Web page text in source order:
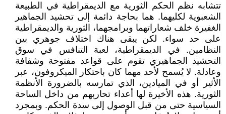
تتشابه نظم الحكم الثورية مع الديمقراطية في الطبيعة
الشعبوية لكليهما. هما بحاجة دائمة إلى تحشيد الجماهير
الغفيرة خلف شعاراتهما وبرامجهما، الثورية والديمقراطية
على حد سواء. لكن يبقى هناك اختلاف جوهري بين
النظامين. في الديمقراطية، لعبة التنافس في سوق
التحشيد الجماهيري تقوم على قواعد مفتوحة وشفافة
وعادلة. لا يُسمح لأحد مهما كان باحتكار الميكروفون، عبر
الأثير أو في الميادين، الذي تمارسه بالضرورة الأنظمة
الثورية. هذه الأخيرة لها أعداء تحاربهم من داخل الساحة
السياسية حتى من قبل الوصول إلى سدة الحكم. وبمجرد